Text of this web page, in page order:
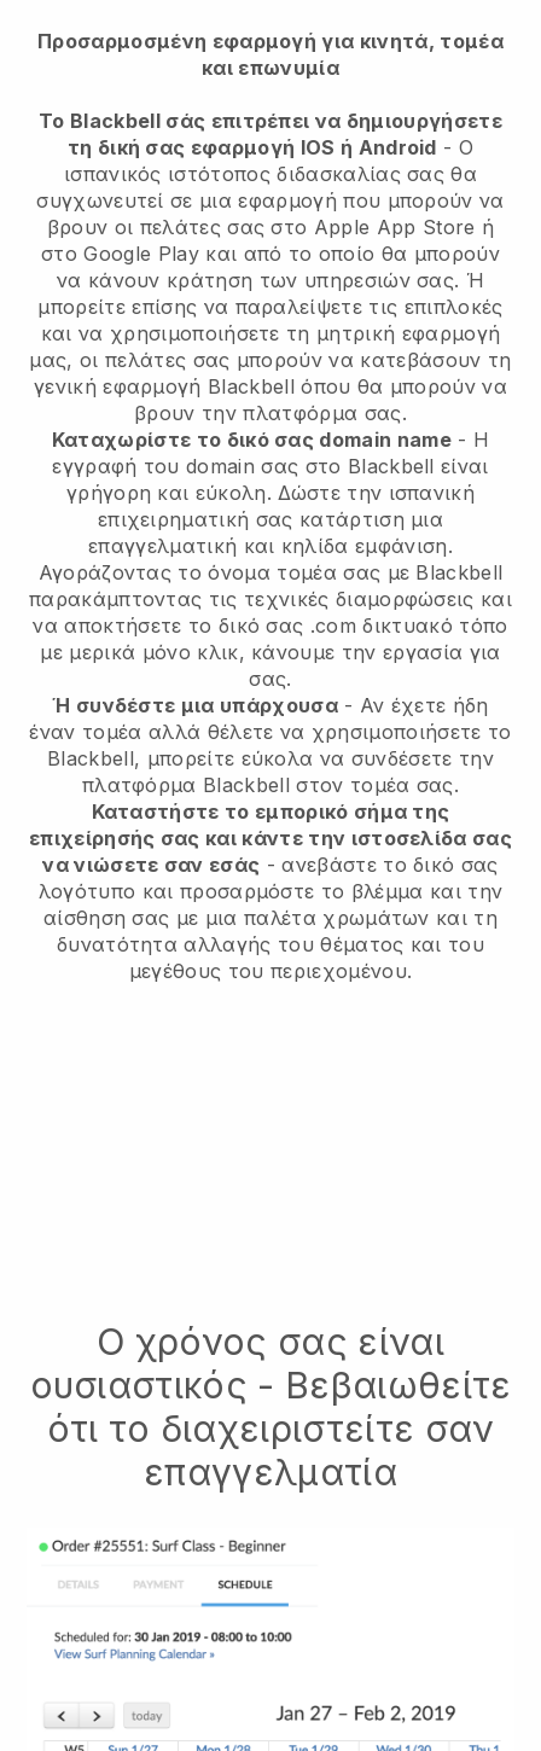
Προσαρμοσμένη εφαρμογή για κινητά, τομέα
και επωνυμία
Το Blackbell σάς επιτρέπει να δημιουργήσετε
τη δική σας εφαρμογή IOS ή Android - Ο
ισπανικός ιστότοπος διδασκαλίας σας θα
συγχωνευτεί σε μια εφαρμογή που μπορούν να
βρουν οι πελάτες σας στο Apple App Store ή
στο Google Play και από το οποίο θα μπορούν
να κάνουν κράτηση των υπηρεσιών σας. Ή
μπορείτε επίσης να παραλείψετε τις επιπλοκές
και να χρησιμοποιήσετε τη μητρική εφαρμογή
μας, οι πελάτες σας μπορούν να κατεβάσουν τη
γενική εφαρμογή Blackbell όπου θα μπορούν να
βρουν την πλατφόρμα σας.
Καταχωρίστε το δικό σας domain name- Η
εγγραφή του domain σας στο Blackbell είναι
γρήγορη και εύκολη. Δώστε την ισπανική
επιχειρηματική σας κατάρτιση μια
επαγγελματική και κηλίδα εμφάνιση.
Αγοράζοντας το όνομα τομέα σας με Blackbell
παρακάμπτοντας τις τεχνικές διαμορφώσεις και
να αποκτήσετε το δικό σας .com δικτυακό τόπο
με μερικά μόνο κλικ, κάνουμε την εργασία για
σας.
Ή συνδέστε μια υπάρχουσα- Αν έχετε ήδη
έναν τομέα αλλά θέλετε να χρησιμοποιήσετε το
Blackbell, μπορείτε εύκολα να συνδέσετε την
πλατφόρμα Blackbell στον τομέα σας.
Καταστήστε το εμπορικό σήμα της
επιχείρησής σας και κάντε την ιστοσελίδα σας
να νιώσετε σαν εσάς - ανεβάστε το δικό σας
λογότυπο και προσαρμόστε το βλέμμα και την
αίσθηση σας με μια παλέτα χρωμάτων και τη
δυνατότητα αλλαγής του θέματος και του
μεγέθους του περιεχομένου.
Ο χρόνος σας είναι
ουσιαστικός - Βεβαιωθείτε
ότι το διαχειριστείτε σαν
επαγγελματία